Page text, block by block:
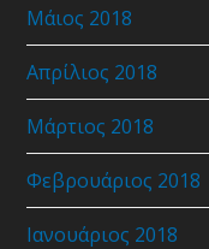
Μάιος 2018
Απρίλιος 2018
Μάρτιος 2018
Φεβρουάριος 2018
Ιανουάριος 2018